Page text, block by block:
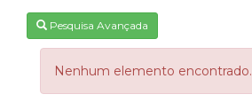
Pesquisa Avançada
Nenhum elemento encontrado.